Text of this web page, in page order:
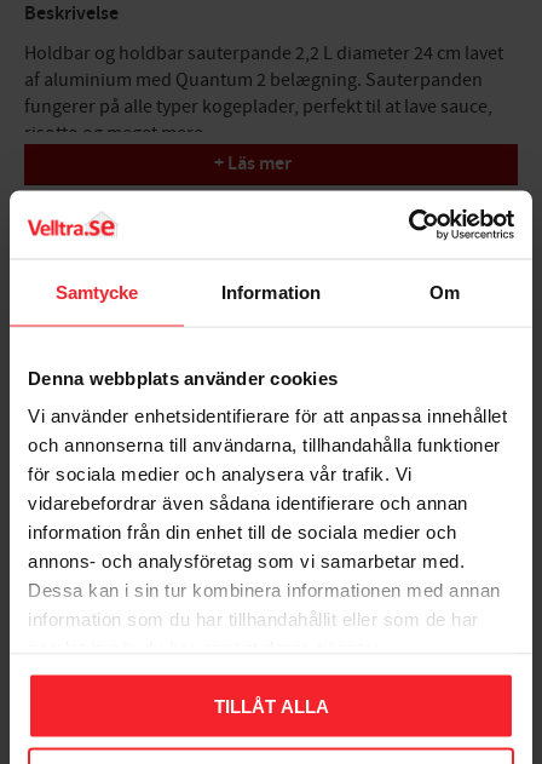
Samtycke Information Om
Denna webbplats använder cookies
Vi använder enhetsidentifierare för att anpassa innehållet
och annonserna till användarna, tillhandahålla funktioner
för sociala medier och analysera vår trafik. Vi
vidarebefordrar även sådana identifierare och annan
information från din enhet till de sociala medier och
annons- och analysföretag som vi samarbetar med.
Dessa kan i sin tur kombinera informationen med annan
information som du har tillhandahållit eller som de har
TILLÅT ALLA
Beskrivelse
Holdbar og holdbar sauterpande 2,2 L diameter 24 cm lavet
af aluminium med Quantum 2 belægning. Sauterpanden
fungerer på alle typer kogeplader, perfekt til at lave sauce,
risotto og meget mere.
Holdbar
Virker på alle typer kogeplader
Størrelse: 24 x 6,5 cm
+ Läs mer
Bliv den første, der giver en bedømmelse.
Populära produkter